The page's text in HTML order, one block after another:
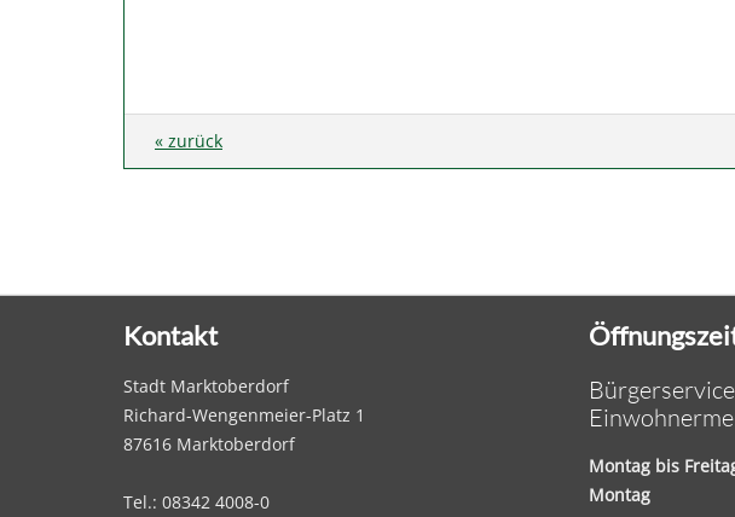
« zurück
Kontakt
Stadt Marktoberdorf
Richard-Wengenmeier-Platz 1
87616 Marktoberdorf
Tel.: 08342 4008-0
Montag bis
Montag